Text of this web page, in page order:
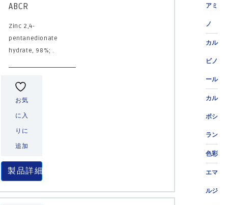
アミ
ノ
カル
ビノ
ール
カル
ボシ
ラン
色彩
エマ
ルジ
ABCR
Zinc 2,4-
pentanedionate
hydrate, 98%; .
お気
に入
りに
追加
製品詳細